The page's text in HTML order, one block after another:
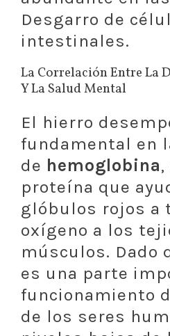
Desgarro de
intestinales.
La Correlación Entre La
Y La Salud Mental
El hierro
fundamental en
de hemoglobina
proteína que
glóbulos rojos a
oxígeno a los
músculos. Dado
es una parte
funcionamiento
de los seres